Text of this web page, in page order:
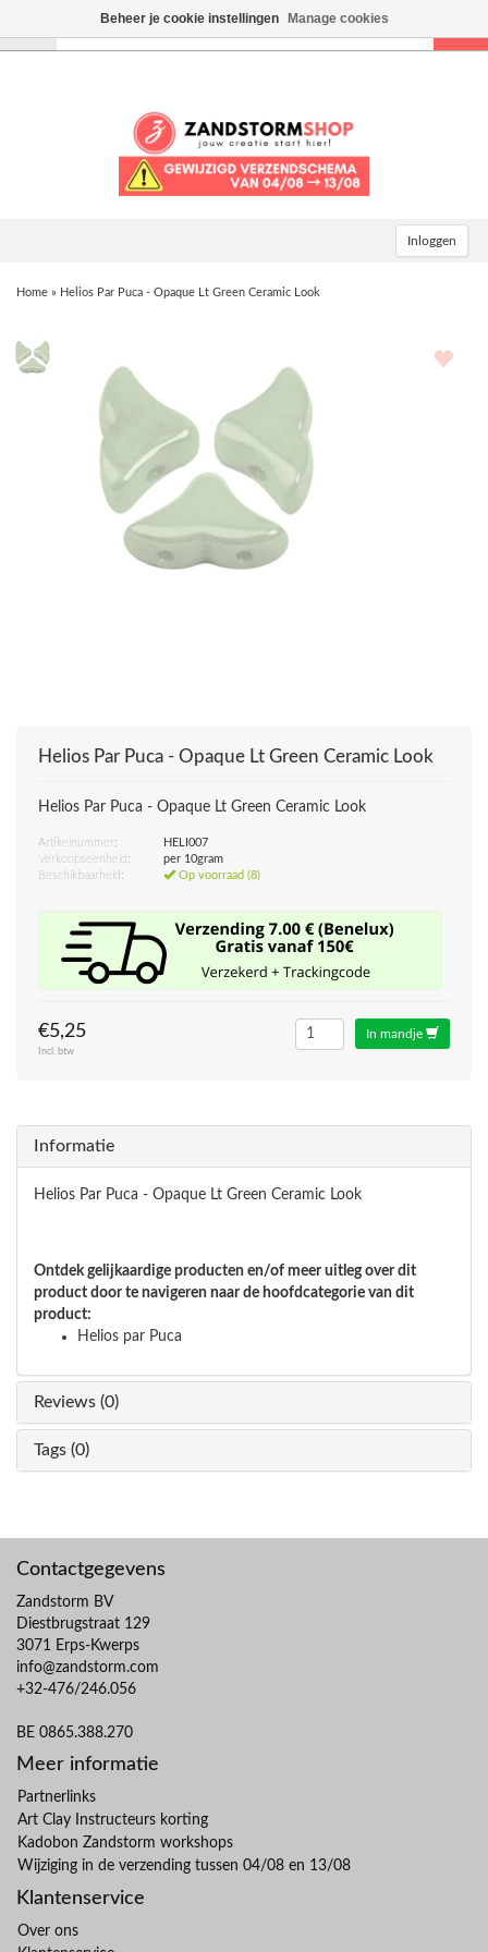
Inloggen
Home » Helios Par Puca - Opaque Lt Green Ceramic Look
Helios Par Puca - Opaque Lt Green Ceramic Look
Helios Par Puca - Opaque Lt Green Ceramic Look
Artikelnummer:
HELI007
Verkoopseenheid:
per 10gram
Beschikbaarheid:
Op voorraad (8)
€5,25
Incl. btw
In mandje
Informatie
Helios Par Puca - Opaque Lt Green Ceramic Look
Ontdek gelijkaardige producten en/of meer uitleg over dit
product door te navigeren naar de hoofdcategorie van dit
product:
Helios par Puca
Reviews (0)
Tags (0)
Contactgegevens
Zandstorm BV
Diestbrugstraat 129
3071 Erps-Kwerps
info@zandstorm.com
+32-476/246.056
BE 0865.388.270
Meer informatie
Partnerlinks
Art Clay Instructeurs korting
Kadobon Zandstorm workshops
Wijziging in de verzending tussen 04/08 en 13/08
Klantenservice
Over ons
Beheer je cookie instellingen Manage cookies